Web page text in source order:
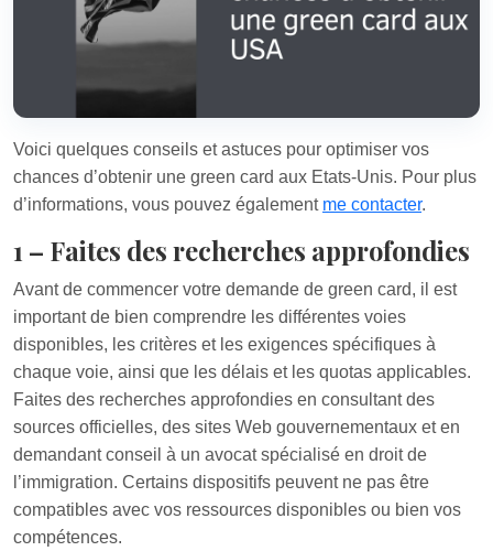
Voici quelques conseils et astuces pour optimiser vos
chances d’obtenir une green card aux Etats-Unis. Pour plus
d’informations, vous pouvez également me contacter.
1 – Faites des recherches approfondies
Avant de commencer votre demande de green card, il est
important de bien comprendre les différentes voies
disponibles, les critères et les exigences spécifiques à
chaque voie, ainsi que les délais et les quotas applicables.
Faites des recherches approfondies en consultant des
sources officielles, des sites Web gouvernementaux et en
demandant conseil à un avocat spécialisé en droit de
l’immigration. Certains dispositifs peuvent ne pas être
compatibles avec vos ressources disponibles ou bien vos
compétences.